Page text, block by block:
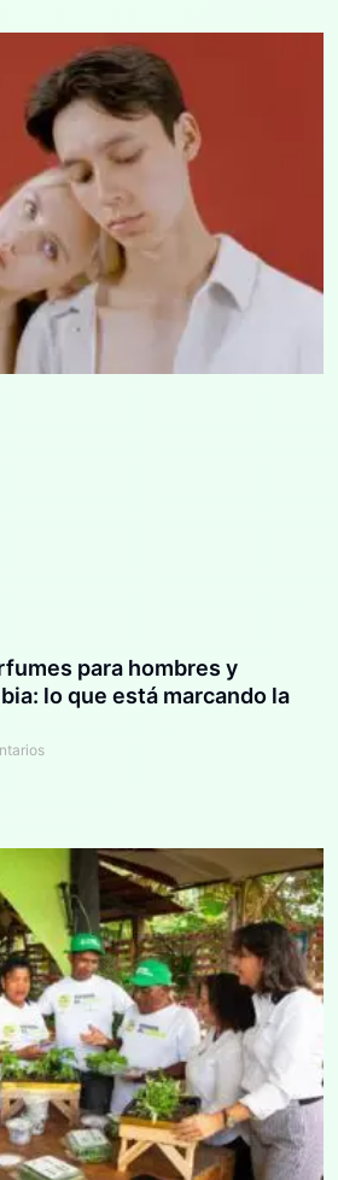
para hombres y
lo que está marcando la